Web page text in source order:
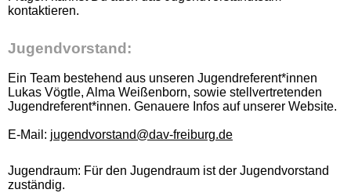
kontaktieren.
Jugendvorstand:
Ein Team bestehend aus unseren Jugendreferent*innen
Lukas Vögtle, Alma Weißenborn, sowie stellvertretenden
Jugendreferent*innen. Genauere Infos auf unserer Website.
E-Mail: jugendvorstand@dav-freiburg.de
Jugendraum: Für den Jugendraum ist der Jugendvorstand
zuständig.